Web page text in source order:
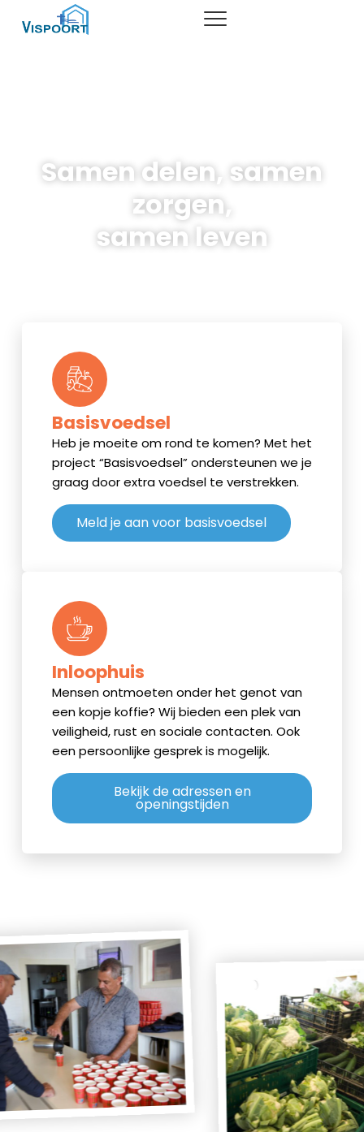
over vispoort
anbi status
Samen delen, samen
zorgen,
samen leven
Basisvoedsel
Heb je moeite om rond te komen? Met het
project “Basisvoedsel” ondersteunen we je
graag door extra voedsel te verstrekken.
Meld je aan voor basisvoedsel
Inloophuis
Mensen ontmoeten onder het genot van
een kopje koffie? Wij bieden een plek van
veiligheid, rust en sociale contacten. Ook
een persoonlijke gesprek is mogelijk.
Bekijk de adressen en
openingstijden